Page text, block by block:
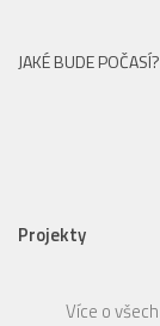
JAKÉ BUDE POČASÍ?
Projekty
Více o